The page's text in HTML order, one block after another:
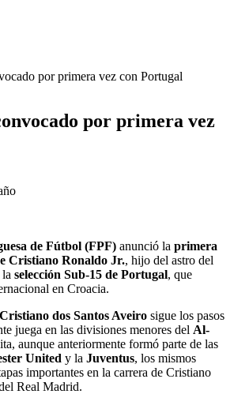
por primera vez con Portugal
por primera vez
de Fútbol (FPF) anunció la primera
Cristiano Ronaldo Jr., hijo del astro del
selección Sub-15 de Portugal, que
en Croacia.
Cristiano dos Santos Aveiro sigue los pasos
juega en las divisiones menores del Al-
aunque anteriormente formó parte de las
United y la Juventus, los mismos
importantes en la carrera de Cristiano
Real Madrid.